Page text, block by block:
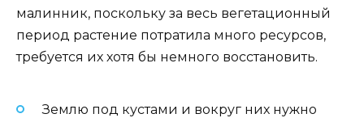
малинник, поскольку за весь вегетационный
период растение потратила много ресурсов,
требуется их хотя бы немного восстановить.
Землю под кустами и вокруг них нужно